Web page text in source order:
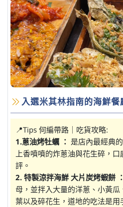
入選米其林指南的海鮮餐
📍Tips 何編帶路｜吃貨攻略:
1.蔥油烤牡蠣 ： 是店內最經典
上香噴噴的炸蔥油與花生碎，
評。
2. 特製涼拌海鮮 大片炭烤蝦餅 ：
母，並拌入大量的洋蔥、小黃
葉以及碎花生，道地的吃法是